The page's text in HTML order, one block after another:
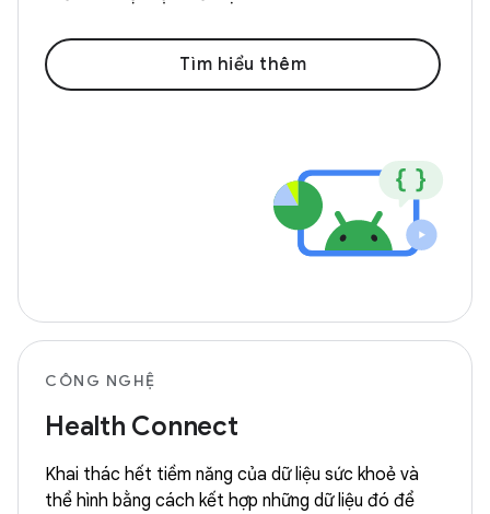
Tìm hiểu thêm
CÔNG NGHỆ
Health Connect
Khai thác hết tiềm năng của dữ liệu sức khoẻ và
thể hình bằng cách kết hợp những dữ liệu đó để